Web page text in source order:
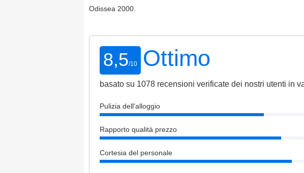
Odissea 2000.
8,5/10 Ottimo
basato su 1078 recensioni verificate dei nostri utenti in
Pulizia dell'alloggio
Rapporto qualità prezzo
Cortesia del personale